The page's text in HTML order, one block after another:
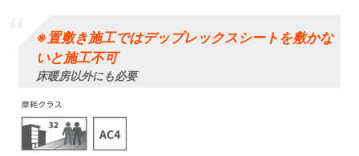
※置敷き施工ではデップレックスシートを敷かな
いと施工不可
床暖房以外にも必要